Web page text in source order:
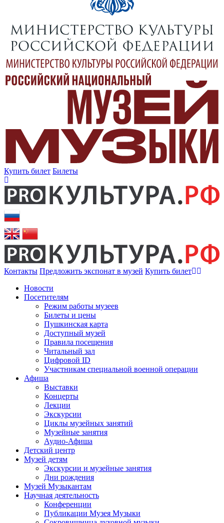
Купить билет Билеты
Контакты Предложить экспонат в музей Купить билет
Новости
Посетителям
Режим работы музеев
Билеты и цены
Пушкинская карта
Доступный музей
Правила посещения
Читальный зал
Цифровой ID
Участникам специальной военной операции
Афиша
Выставки
Концерты
Лекции
Экскурсии
Циклы музейных занятий
Музейные занятия
Аудио-Афиша
Детский центр
Музей детям
Экскурсии и музейные занятия
Дни рождения
Музей Музыкантам
Научная деятельность
Конференции
Публикации Музея Музыки